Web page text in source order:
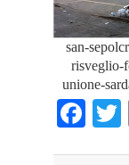
san-
risveglio-
unione-